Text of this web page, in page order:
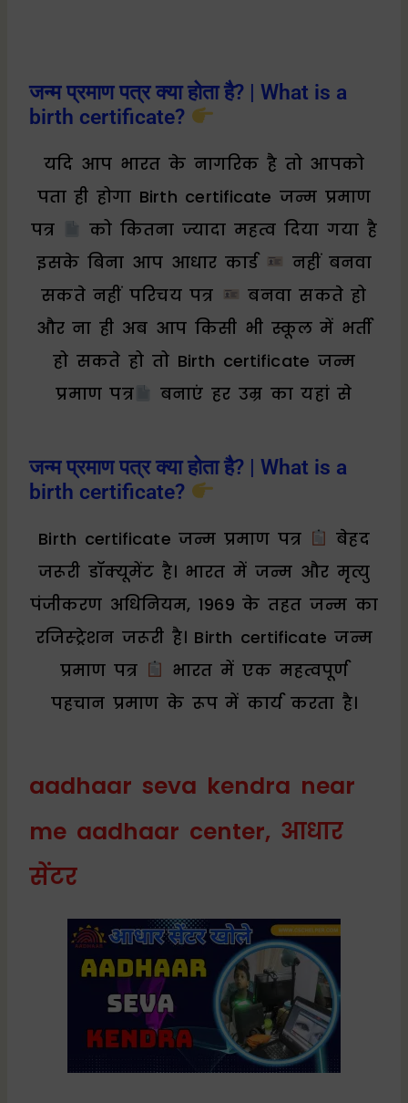
जन्म प्रमाण पत्र क्या होता है? | What is a
birth certificate?
यदि आप भारत के नागरिक है तो आपको
पता ही होगा Birth certificate जन्म प्रमाण
पत्र
को कितना ज्यादा महत्व दिया गया है
इसके बिना आप आधार कार्ड
नहीं बनवा
सकते नहीं परिचय पत्र
बनवा सकते हो
और ना ही अब आप किसी भी स्कूल में भर्ती
हो सकते हो तो Birth certificate जन्म
प्रमाण पत्र
बनाएं हर उम्र का यहां से
जन्म प्रमाण पत्र क्या होता है? | What is a
birth certificate?
Birth certificate जन्म प्रमाण पत्र
बेहद
जरूरी डॉक्यूमेंट है। भारत में जन्म और मृत्यु
पंजीकरण अधिनियम, 1969 के तहत जन्म का
रजिस्ट्रेशन जरूरी है। Birth certificate जन्म
प्रमाण पत्र
भारत में एक महत्वपूर्ण
पहचान प्रमाण के रूप में कार्य करता है।
aadhaar seva kendra near
me aadhaar center, आधार
सेंटर